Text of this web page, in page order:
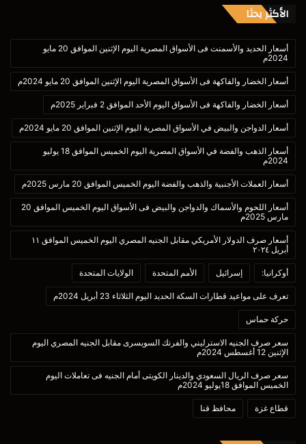
الأكثر بحثا
أسعار الحديد والأسمنت فى الأسواق المصرية اليوم الإثنين الموافق 20 مايو
2024م
أسعار الخضار والفاكهة فى الأسواق المصرية اليوم الإثنين الموافق 20 مايو 2024م
أسعار الخضار والفاكهة فى الأسواق اليوم الأحد الموافق 2 فبراير 2025م
أسعار الدواجن والبيض في الأسواق المصرية اليوم الإثنين الموافق 20 مايو 2024م
أسعار الذهب والفضة في الأسواق المصرية اليوم الخميس الموافق 18 يوليو
2024م
أسعار العملات الأجنبية والذهب والفضة اليوم الخميس الموافق 20 مارس 2025م
أسعار اللحوم والأسماك والدواجن والبيض فى الأسواق اليوم الخميس الموافق 20
مارس 2025م
أسعار صرف الدولار الأمريكي مقابل الجنيه المصري اليوم الخميس الموافق ١١
أبريل ٢٠٢٤
أوكرانيا: إسرائيل الأمم المتحدة الولايات المتحدة
تعرف على مواعيد قطارات السكة الحديد اليوم الثلاثاء 23 أبريل 2024م
حركة حماس
سعر صرف الجنيه الاسترليني والفرنك السويسرى مقابل الجنيه المصري اليوم
الإثنين 12 أغسطس 2024م
سعر صرف الريال السعودي والدينار الكويتى أمام الجنيه فى تعاملات اليوم
الخميس الموافق 18يوليو 2024م
قطاع غزة محافظ قنا